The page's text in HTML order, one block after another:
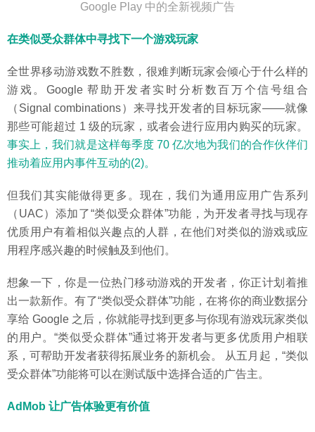
Google Play 中的全新视频广告
在类似受众群体中寻找下一个游戏玩家
全世界移动游戏数不胜数，很难判断玩家会倾心于什么样的
游戏。Google 帮助开发者实时分析数百万个信号组合
（Signal combinations）来寻找开发者的目标玩家——就像
那些可能超过 1 级的玩家，或者会进行应用内购买的玩家。
事实上，我们就是这样每季度 70 亿次地为我们的合作伙伴们
推动着应用内事件互动的(2)。
但我们其实能做得更多。现在，我们为通用应用广告系列
（UAC）添加了“类似受众群体”功能，为开发者寻找与现存
优质用户有着相似兴趣点的人群，在他们对类似的游戏或应
用程序感兴趣的时候触及到他们。
想象一下，你是一位热门移动游戏的开发者，你正计划着推
出一款新作。有了“类似受众群体”功能，在将你的商业数据分
享给 Google 之后，你就能寻找到更多与你现有游戏玩家类似
的用户。“类似受众群体”通过将开发者与更多优质用户相联
系，可帮助开发者获得拓展业务的新机会。 从五月起，“类似
受众群体”功能将可以在测试版中选择合适的广告主。
AdMob 让广告体验更有价值